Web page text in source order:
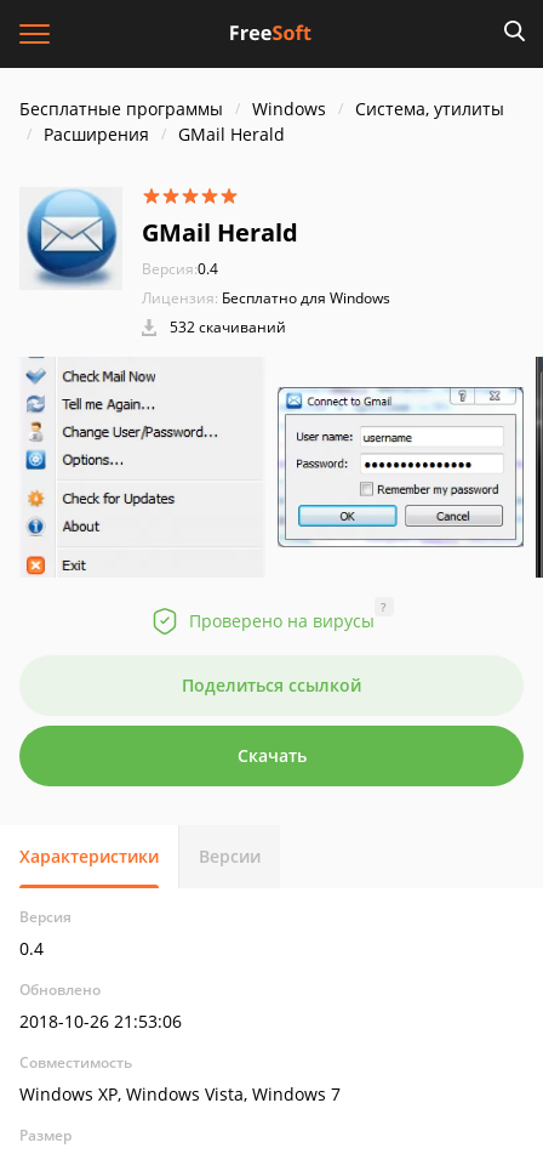
Бесплатные программы Windows
Система, утилиты
Расширения
GMail Herald
GMail Herald
Версия:0.4
Лицензия: Бесплатно для Windows
532 скачиваний
Проверено на вирусы
?
Поделиться ссылкой
Скачать
Характеристики Версии
Версия
0.4
Обновлено
2018-10-26 21:53:06
Совместимость
Windows XP, Windows Vista, Windows 7
Размер